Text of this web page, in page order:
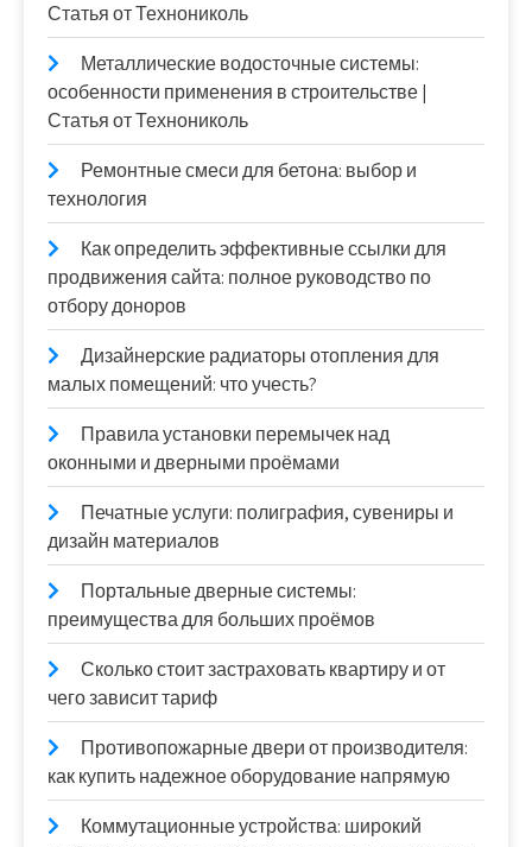
Статья от Технониколь
Металлические водосточные системы:
особенности применения в строительстве |
Статья от Технониколь
Ремонтные смеси для бетона: выбор и
технология
Как определить эффективные ссылки для
продвижения сайта: полное руководство по
отбору доноров
Дизайнерские радиаторы отопления для
малых помещений: что учесть?
Правила установки перемычек над
оконными и дверными проёмами
Печатные услуги: полиграфия, сувениры и
дизайн материалов
Портальные дверные системы:
преимущества для больших проёмов
Сколько стоит застраховать квартиру и от
чего зависит тариф
Противопожарные двери от производителя:
как купить надежное оборудование напрямую
Коммутационные устройства: широкий